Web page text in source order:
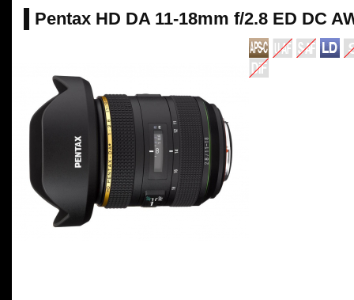
Pentax HD DA 11-18mm f/2.8 ED DC